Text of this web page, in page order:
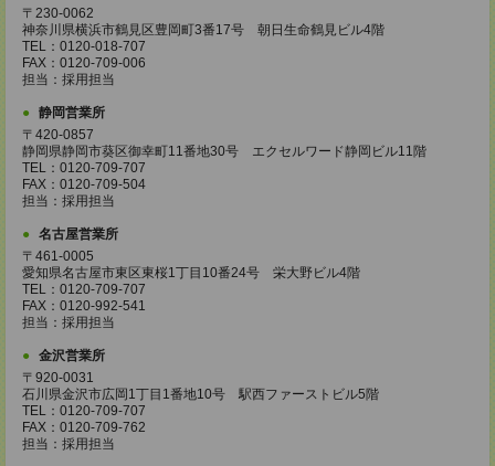
〒230-0062
神奈川県横浜市鶴見区豊岡町3番17号 朝日生命鶴見ビル4階
TEL：0120-018-707
FAX：0120-709-006
担当：採用担当
静岡営業所
〒420-0857
静岡県静岡市葵区御幸町11番地30号 エクセルワード静岡ビル11階
TEL：0120-709-707
FAX：0120-709-504
担当：採用担当
名古屋営業所
〒461-0005
愛知県名古屋市東区東桜1丁目10番24号 栄大野ビル4階
TEL：0120-709-707
FAX：0120-992-541
担当：採用担当
金沢営業所
〒920-0031
石川県金沢市広岡1丁目1番地10号 駅西ファーストビル5階
TEL：0120-709-707
FAX：0120-709-762
担当：採用担当